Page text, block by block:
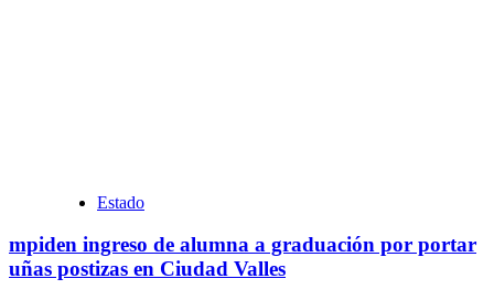
Estado
mpiden ingreso de alumna a graduación por portar
uñas postizas en Ciudad Valles